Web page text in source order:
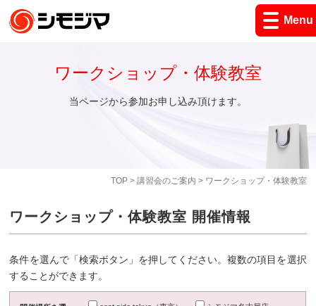
Menu
TOP> 講習会のご案内 > ワークショップ・体験教室
ワークショップ・体験教室
当ページから参加お申し込み頂けます。
ワークショップ・体験教室 開催情報
条件を選んで「検索ボタン」を押してください。複数の項目を選択
することができます。